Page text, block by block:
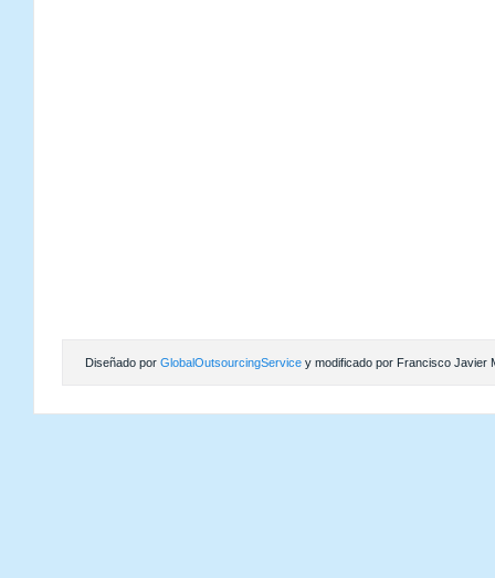
Diseñado por GlobalOutsourcingService y modificado por Francisco Javier